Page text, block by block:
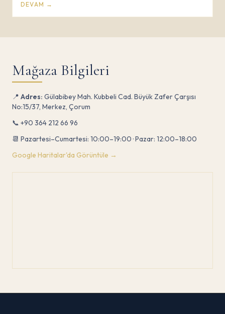
DEVAM →
Mağaza Bilgileri
📍 Adres: Gülabibey Mah. Kubbeli Cad. Büyük Zafer Çarşısı
No:15/37, Merkez, Çorum
📞 +90 364 212 66 96
📆 Pazartesi–Cumartesi: 10:00–19:00 · Pazar: 12:00–18:00
Google Haritalar'da Görüntüle →